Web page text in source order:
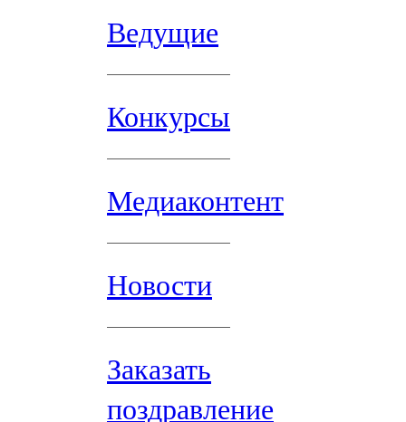
Ведущие
Конкурсы
Медиаконтент
Новости
Заказать
поздравление